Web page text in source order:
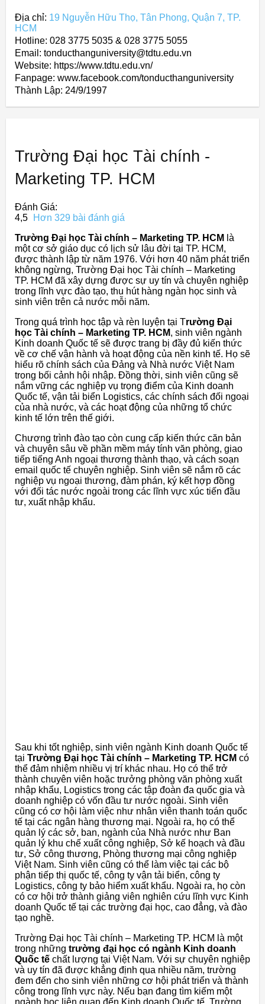
Địa chỉ: 19 Nguyễn Hữu Thọ, Tân Phong, Quận 7, TP.
HCM
Hotline: 028 3775 5035 & 028 3775 5055
Email: tonducthanguniversity@tdtu.edu.vn
Website: https://www.tdtu.edu.vn/
Fanpage: www.facebook.com/tonducthanguniversity
Thành Lập: 24/9/1997
Trường Đại học Tài chính -
Marketing TP. HCM
Đánh Giá:
4,5
Hơn 329 bài đánh giá
Trường Đại học Tài chính – Marketing TP. HCM là
một cơ sở giáo dục có lịch sử lâu đời tại TP. HCM,
được thành lập từ năm 1976. Với hơn 40 năm phát triển
không ngừng, Trường Đại học Tài chính – Marketing
TP. HCM đã xây dựng được sự uy tín và chuyên nghiệp
trong lĩnh vực đào tạo, thu hút hàng ngàn học sinh và
sinh viên trên cả nước mỗi năm.
Trong quá trình học tập và rèn luyện tại Trường Đại
học Tài chính – Marketing TP. HCM, sinh viên ngành
Kinh doanh Quốc tế sẽ được trang bị đầy đủ kiến thức
về cơ chế vận hành và hoạt động của nền kinh tế. Họ sẽ
hiểu rõ chính sách của Đảng và Nhà nước Việt Nam
trong bối cảnh hội nhập. Đồng thời, sinh viên cũng sẽ
nắm vững các nghiệp vụ trọng điểm của Kinh doanh
Quốc tế, vận tải biển Logistics, các chính sách đối ngoại
của nhà nước, và các hoạt động của những tổ chức
kinh tế lớn trên thế giới.
Chương trình đào tạo còn cung cấp kiến thức căn bản
và chuyên sâu về phần mềm máy tính văn phòng, giao
tiếp tiếng Anh ngoại thương thành thạo, và cách soạn
email quốc tế chuyên nghiệp. Sinh viên sẽ nắm rõ các
nghiệp vụ ngoại thương, đàm phán, ký kết hợp đồng
với đối tác nước ngoài trong các lĩnh vực xúc tiến đầu
tư, xuất nhập khẩu.
Sau khi tốt nghiệp, sinh viên ngành Kinh doanh Quốc tế
tại Trường Đại học Tài chính – Marketing TP. HCM có
thể đảm nhiệm nhiều vị trí khác nhau. Họ có thể trở
thành chuyên viên hoặc trưởng phòng văn phòng xuất
nhập khẩu, Logistics trong các tập đoàn đa quốc gia và
doanh nghiệp có vốn đầu tư nước ngoài. Sinh viên
cũng có cơ hội làm việc như nhân viên thanh toán quốc
tế tại các ngân hàng thương mại. Ngoài ra, họ có thể
quản lý các sở, ban, ngành của Nhà nước như Ban
quản lý khu chế xuất công nghiệp, Sở kế hoạch và đầu
tư, Sở công thương, Phòng thương mại công nghiệp
Việt Nam. Sinh viên cũng có thể làm việc tại các bộ
phận tiếp thị quốc tế, công ty vận tải biển, công ty
Logistics, công ty bảo hiểm xuất khẩu. Ngoài ra, họ còn
có cơ hội trở thành giảng viên nghiên cứu lĩnh vực Kinh
doanh Quốc tế tại các trường đại học, cao đẳng, và đào
tạo nghề.
Trường Đại học Tài chính – Marketing TP. HCM là một
trong những trường đại học có ngành Kinh doanh
Quốc tế chất lượng tại Việt Nam. Với sự chuyên nghiệp
và uy tín đã được khẳng định qua nhiều năm, trường
đem đến cho sinh viên những cơ hội phát triển và thành
công trong lĩnh vực này. Nếu bạn đang tìm kiếm một